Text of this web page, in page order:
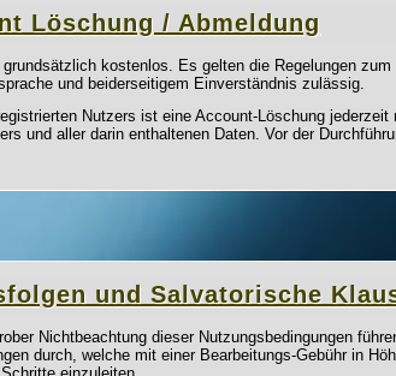
Löschung / Abmeldung
kostenlos. Es gelten die Regelungen
und beiderseitigem Einverständnis zulässig.
Nutzers ist eine Account-Löschung
und aller darin enthaltenen Daten. Vor der
und Salvatorische
Nichtbeachtung dieser Nutzungsbedingungen
durch, welche mit einer Bearbeitungs-Gebühr in